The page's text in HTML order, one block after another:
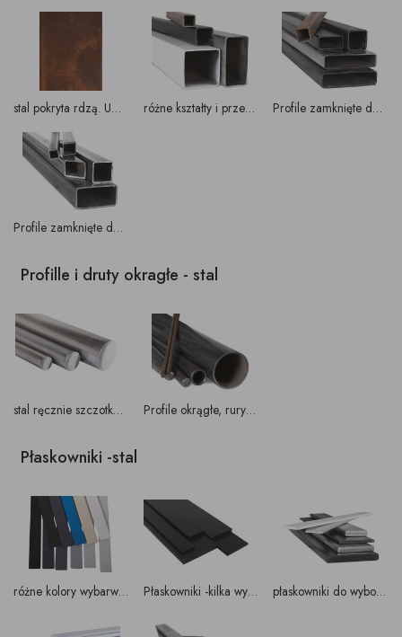
stal pokryta rdzą. Uwaga ! kolorystyka i natężenie koloru będzie nierównomierne ( różny skład stali, technika ręczna) różne kształty i przekroje elementów stalowych do tworzenia wymarzonego mebla Profile zamknięte do wyboru na nogi, podstawy, inne konstrukcje do mebli
Profile zamknięte do wyboru na nogi, podstawy, inne konstrukcje do mebli
Profille i druty okragłe - stal
stal ręcznie szczotkowana - za dopłatą Profile okrągłe, rury do wyboru
Płaskowniki -stal
różne kolory wybarwień stali Płaskowniki -kilka wymiarów i grubości do wyboru płaskowniki do wyboru także ręcznie szczotkowane